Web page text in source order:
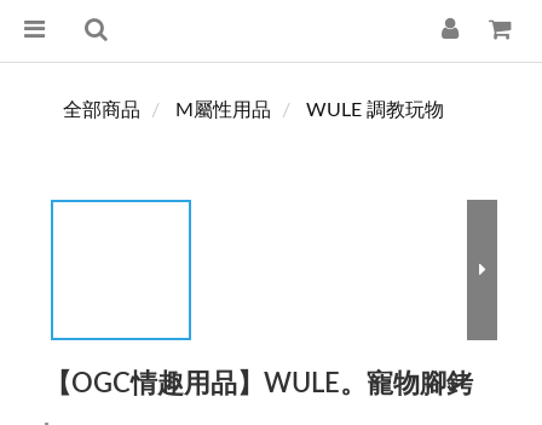
全部商品 M屬性用品 WULE 調教玩物
【OGC情趣用品】WULE。寵物腳銬